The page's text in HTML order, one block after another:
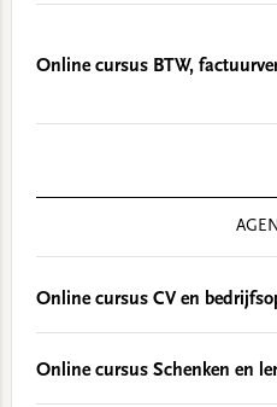
Online cursus BTW,
Online cursus CV en
Online cursus Schenken en